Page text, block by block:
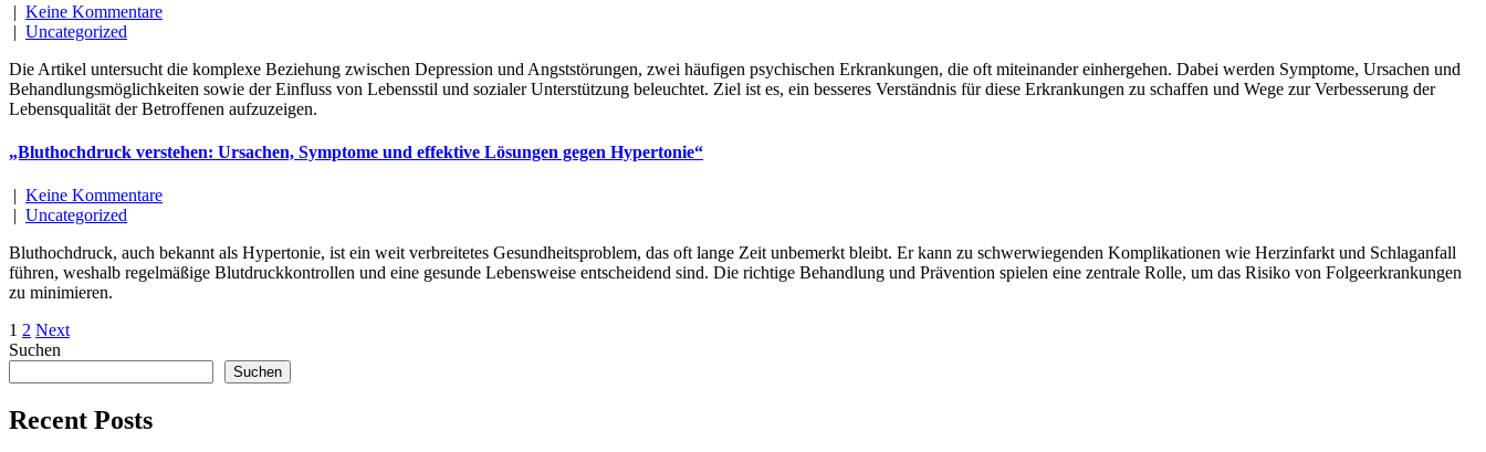
| Keine Kommentare
| Uncategorized
Die Artikel untersucht die komplexe Beziehung zwischen Depression und Angststörungen, zwei häufigen psychischen Erkrankungen, die oft miteinander einhergehen. Dabei werden Symptome, Ursachen und
Behandlungsmöglichkeiten sowie der Einfluss von Lebensstil und sozialer Unterstützung beleuchtet. Ziel ist es, ein besseres Verständnis für diese Erkrankungen zu schaffen und Wege zur Verbesserung der
Lebensqualität der Betroffenen aufzuzeigen.
„Bluthochdruck verstehen: Ursachen, Symptome und effektive Lösungen gegen Hypertonie“
| Keine Kommentare
| Uncategorized
Bluthochdruck, auch bekannt als Hypertonie, ist ein weit verbreitetes Gesundheitsproblem, das oft lange Zeit unbemerkt bleibt. Er kann zu schwerwiegenden Komplikationen wie Herzinfarkt und Schlaganfall
führen, weshalb regelmäßige Blutdruckkontrollen und eine gesunde Lebensweise entscheidend sind. Die richtige Behandlung und Prävention spielen eine zentrale Rolle, um das Risiko von Folgeerkrankungen
zu minimieren.
Posts
navigation
1 2 Next
Suchen
Suchen
Recent Posts